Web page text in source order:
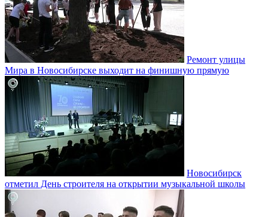
Ремонт улицы
Мира в Новосибирске выходит на финишную прямую
Новосибирск
отметил День строителя на открытии музыкальной школы